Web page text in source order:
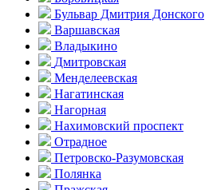
Бульвар Дмитрия Донского
Варшавская
Владыкино
Дмитровская
Менделеевская
Нагатинская
Нагорная
Нахимовский проспект
Отрадное
Петровско-Разумовская
Полянка